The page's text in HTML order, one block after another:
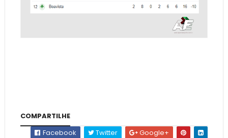
COMPARTILHE
Facebook
Twitter Google+